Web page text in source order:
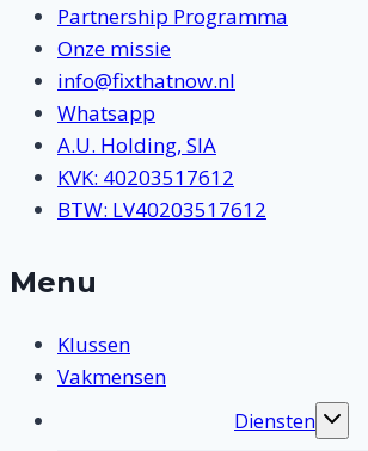
Partnership Programma
Onze missie
info@fixthatnow.nl
Whatsapp
A.U. Holding, SIA
KVK: 40203517612
BTW: LV40203517612
Menu
Klussen
Vakmensen
Diensten
Toggle